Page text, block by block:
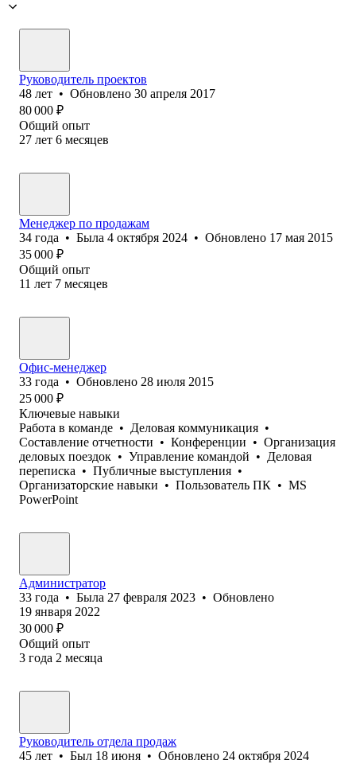
Руководитель проектов
48 лет • Обновлено 30 апреля 2017
80 000 ₽
Общий опыт
27 лет 6 месяцев
Менеджер по продажам
34 года • Была 4 октября 2024 • Обновлено 17 мая 2015
35 000 ₽
Общий опыт
11 лет 7 месяцев
Офис-менеджер
33 года • Обновлено 28 июля 2015
25 000 ₽
Ключевые навыки
Работа в команде • Деловая коммуникация •
Составление отчетности • Конференции • Организация
деловых поездок • Управление командой • Деловая
переписка • Публичные выступления •
Организаторские навыки • Пользователь ПК • MS
PowerPoint
Администратор
33 года • Была 27 февраля 2023 • Обновлено
19 января 2022
30 000 ₽
Общий опыт
3 года 2 месяца
Руководитель отдела продаж
45 лет • Был 18 июня • Обновлено 24 октября 2024